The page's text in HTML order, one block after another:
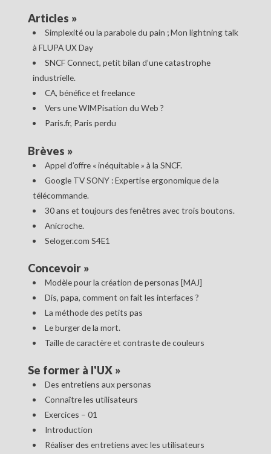
Articles »
Simplexité ou la parabole du pain ; Mon lightning talk
à FLUPA UX Day
SNCF Connect, petit bilan d’une catastrophe
industrielle.
CA, bénéfice et freelance
Vers une WIMPisation du Web ?
Paris.fr, Paris perdu
Brèves »
Appel d’offre « inéquitable » à la SNCF.
Google TV SONY : Expertise ergonomique de la
télécommande.
30 ans et toujours des fenêtres avec trois boutons.
Anicroche.
Seloger.com S4E1
Concevoir»
Modèle pour la création de personas [MAJ]
Dis, papa, comment on fait les interfaces ?
La méthode des petits pas
Le burger de la mort.
Taille de caractère et contraste de couleurs
Se former à l'UX»
Des entretiens aux personas
Connaître les utilisateurs
Exercices – 01
Introduction
Réaliser des entretiens avec les utilisateurs